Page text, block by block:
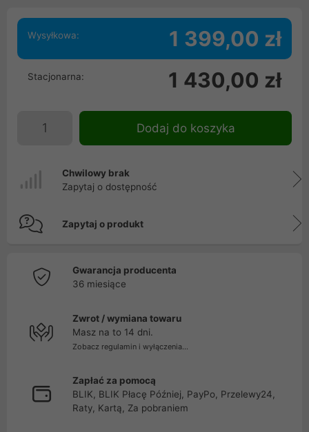
Wysyłkowa: 1 399,00 zł
Stacjonarna: 1 430,00 zł
Dodaj do koszyka
Chwilowy brak
Zapytaj o dostępność
Zapytaj o produkt
Gwarancja producenta
36 miesiące
Zwrot / wymiana towaru
Masz na to 14 dni.
Zobacz regulamin i wyłączenia...
Zapłać za pomocą
BLIK, BLIK Płacę Później, PayPo, Przelewy24,
Raty, Kartą, Za pobraniem